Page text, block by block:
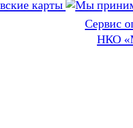
Сервис
НКО